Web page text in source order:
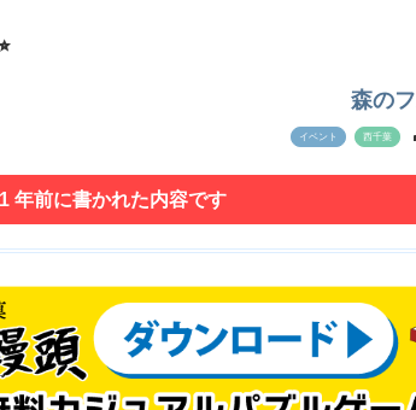
森の
イベント 西千葉
年前に書かれた内容です